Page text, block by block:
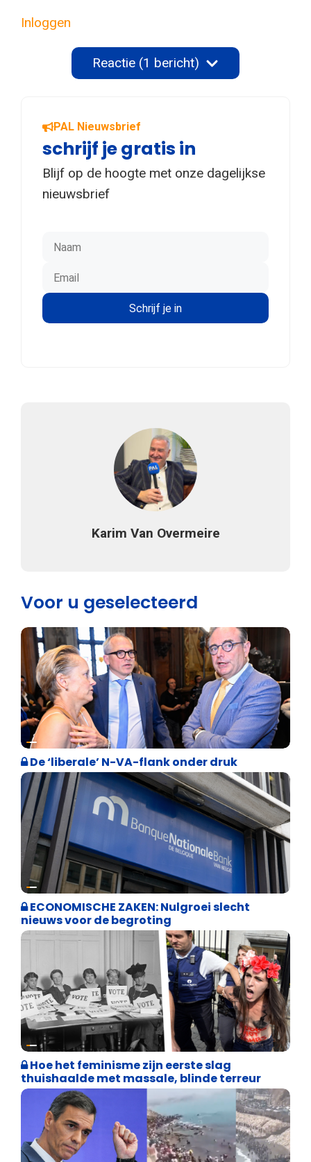
Inloggen
Reactie (1 bericht)
PAL Nieuwsbrief
schrijf je gratis in
Blijf op de hoogte met onze dagelijkse
nieuwsbrief
Karim Van Overmeire
Voor u geselecteerd
Binnenland politiek
De ‘liberale’ N-VA-flank onder druk
Binnenland politiek
ECONOMISCHE ZAKEN: Nulgroei slecht
nieuws voor de begroting
Cultuuroorlog
Hoe het feminisme zijn eerste slag
thuishaalde met massale, blinde terreur